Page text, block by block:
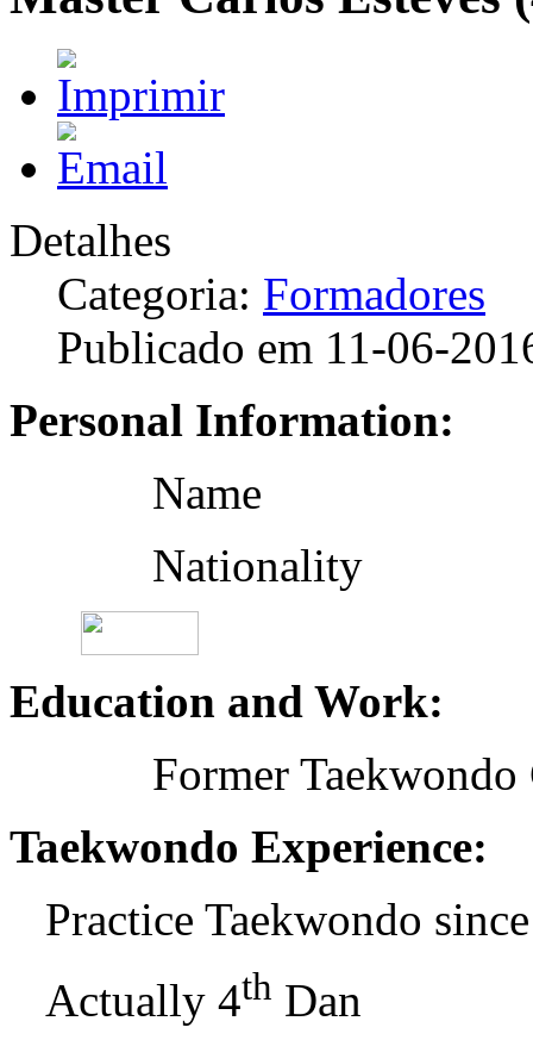
Detalhes
Categoria: Formadores
Publicado em 11-06-
Personal Information:
Name
Nationality
Education and Work:
Former Taekwondo
Taekwondo Experience:
Practice Taekwondo
Actually 4th Dan